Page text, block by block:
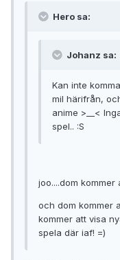
Hero sa:
Johanz sa:
Kan inte
mil härifrån,
anime >__<
spel.. :S
joo....dom
och dom kommer
kommer att visa
spela där iaf! =)